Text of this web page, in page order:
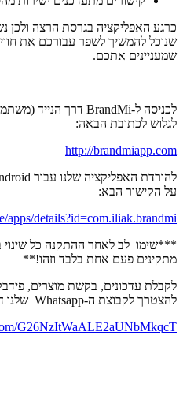
כרגע האפליקציה בגרסת הרצה ולכן
שנוכל להמשיך לשפר עבורכם את
שמעניינים אתכם.
לגלוש לכתובת הבאה:
http://brandmiapp.com
על הקישור הבא:
apps/details?id=com.iliak.brandmi
***שימו לב לאחר ההתקנה כל שינוי
מתקינים פעם אחת בלבד וזהו!**
לקבלת עדכונים, בקשת מוצרים,
להצטרך לקבוצת ה-Whatsapp שלנו דרך הקישור הבא:
G26NzItWaALE2aUNbMkqcT